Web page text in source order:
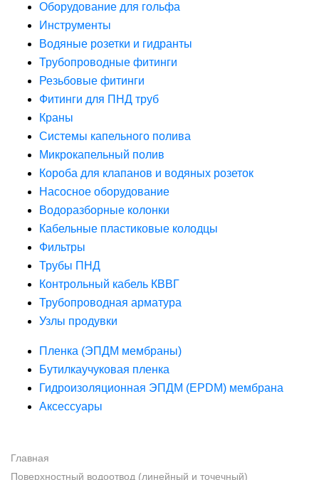
Оборудование для гольфа
Инструменты
Водяные розетки и гидранты
Трубопроводные фитинги
Резьбовые фитинги
Фитинги для ПНД труб
Краны
Системы капельного полива
Микрокапельный полив
Короба для клапанов и водяных розеток
Насосное оборудование
Водоразборные колонки
Кабельные пластиковые колодцы
Фильтры
Трубы ПНД
Контрольный кабель КВВГ
Трубопроводная арматура
Узлы продувки
Пленка (ЭПДМ мембраны)
Бутилкаучуковая пленка
Гидроизоляционная ЭПДМ (EPDM) мембрана
Аксессуары
Главная
Поверхностный водоотвод (линейный и точечный)